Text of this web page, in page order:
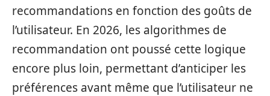
recommandations en fonction des goûts de
l’utilisateur. En 2026, les algorithmes de
recommandation ont poussé cette logique
encore plus loin, permettant d’anticiper les
préférences avant même que l’utilisateur ne